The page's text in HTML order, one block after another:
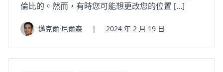
倫比的。然而，有時您可能想更改您的位置 [...]
邁克爾·尼爾森 | 2024 年 2 月 19 日